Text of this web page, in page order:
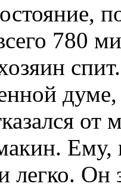
780
спит.
от
Ему,
легко. Он